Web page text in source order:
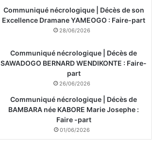
Communiqué nécrologique | Décès de son
Excellence Dramane YAMEOGO : Faire-part
28/06/2026
Communiqué nécrologique | Décès de
SAWADOGO BERNARD WENDIKONTE : Faire-
part
26/06/2026
Communiqué nécrologique | Décès de
BAMBARA née KABORE Marie Josephe :
Faire -part
01/06/2026